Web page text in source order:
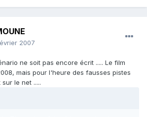
2007
ne soit pas encore écrit ..... Le film
mais pour l'heure des fausses pistes
le net .....